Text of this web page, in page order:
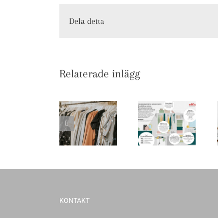
Dela detta
Relaterade inlägg
Utsläpp
från
modeindustrin
är större än
från flyg
och
8 av 10 har
onödigt
mycket
kläder och
saker
KONTAKT